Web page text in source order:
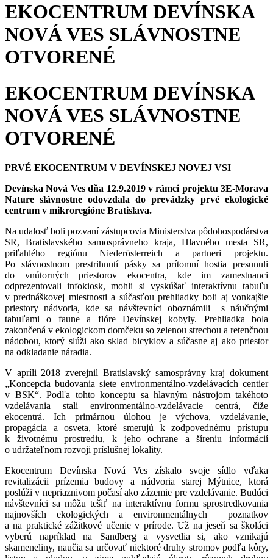
EKOCENTRUM DEVÍNSKA
NOVÁ VES SLÁVNOSTNE
OTVORENÉ
EKOCENTRUM DEVÍNSKA
NOVÁ VES SLÁVNOSTNE
OTVORENÉ
PRVÉ EKOCENTRUM V DEVÍNSKEJ NOVEJ VSI
Devínska Nová Ves dňa 12.9.2019 v rámci projektu 3E-Morava
Nature slávnostne odovzdala do prevádzky prvé ekologické
centrum v mikroregióne Bratislava.
Na udalosť boli pozvaní zástupcovia Ministerstva pôdohospodárstva
SR, Bratislavského samosprávneho kraja, Hlavného mesta SR,
priľahlého regiónu Niederösterreich a partneri projektu.
Po slávnostnom prestrihnutí pásky sa prítomní hostia presunuli
do vnútorných priestorov ekocentra, kde im zamestnanci
odprezentovali infokiosk, mohli si vyskúšať interaktívnu tabuľu
v prednáškovej miestnosti a súčasťou prehliadky boli aj vonkajšie
priestory nádvoria, kde sa návštevníci oboznámili s náučnými
tabuľami o faune a flóre Devínskej kobyly. Prehliadka bola
zakončená v ekologickom domčeku so zelenou strechou a retenčnou
nádobou, ktorý slúži ako sklad bicyklov a súčasne aj ako priestor
na odkladanie náradia.
V apríli 2018 zverejnil Bratislavský samosprávny kraj dokument
„Koncepcia budovania siete environmentálno-vzdelávacích centier
v BSK“. Podľa tohto konceptu sa hlavným nástrojom takéhoto
vzdelávania stali environmentálno-vzdelávacie centrá, čiže
ekocentrá. Ich primárnou úlohou je výchova, vzdelávanie,
propagácia a osveta, ktoré smerujú k zodpovednému prístupu
k životnému prostrediu, k jeho ochrane a šíreniu informácií
o udržateľnom rozvoji príslušnej lokality.
Ekocentrum Devínska Nová Ves získalo svoje sídlo vďaka
revitalizácii prízemia budovy a nádvoria starej Mýtnice, ktorá
poslúži v nepriaznivom počasí ako zázemie pre vzdelávanie. Budúci
návštevníci sa môžu tešiť na interaktívnu formu sprostredkovania
najnovších ekologických a environmentálnych poznatkov
a na praktické zážitkové učenie v prírode. Už na jeseň sa školáci
vyberú napríklad na Sandberg a vysvetlia si, ako vznikajú
skameneliny, naučia sa určovať niektoré druhy stromov podľa kôry,